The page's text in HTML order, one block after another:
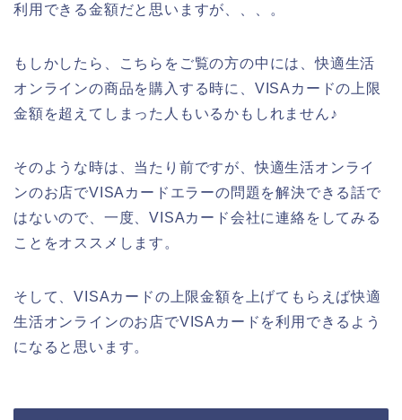
利用できる金額だと思いますが、、、。
もしかしたら、こちらをご覧の方の中には、快適生活
オンラインの商品を購入する時に、VISAカードの上限
金額を超えてしまった人もいるかもしれません♪
そのような時は、当たり前ですが、快適生活オンライ
ンのお店でVISAカードエラーの問題を解決できる話で
はないので、一度、VISAカード会社に連絡をしてみる
ことをオススメします。
そして、VISAカードの上限金額を上げてもらえば快適
生活オンラインのお店でVISAカードを利用できるよう
になると思います。